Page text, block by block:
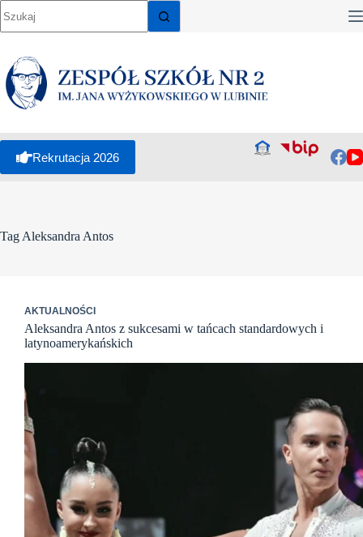
do
treści
Rekrutacja 2026
Tag Aleksandra Antos
AKTUALNOŚCI
Aleksandra Antos z sukcesami w tańcach standardowych i
latynoamerykańskich